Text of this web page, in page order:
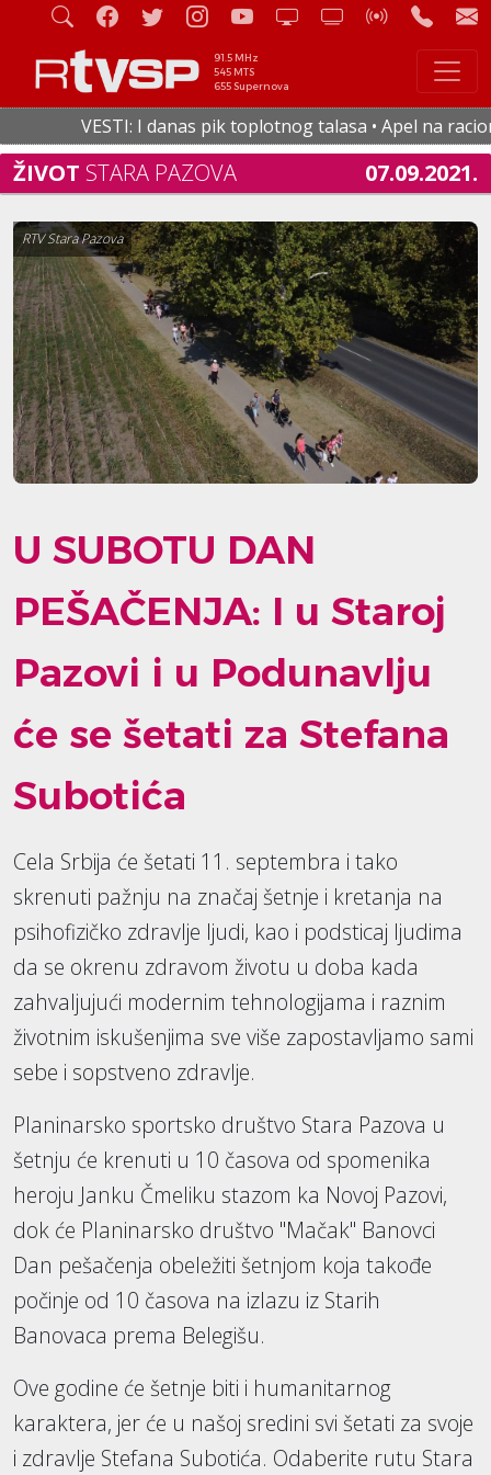
91.5 MHz
545 MTS
655 Supernova
VESTI: I danas pik toplotnog talasa • Apel na
ŽIVOT STARA PAZOVA 07.09.2021.
RTV Stara Pazova
U SUBOTU DAN
PEŠAČENJA: I u Staroj
Pazovi i u Podunavlju
će se šetati za Stefana
Subotića
Cela Srbija će šetati 11. septembra i tako
skrenuti pažnju na značaj šetnje i kretanja na
psihofizičko zdravlje ljudi, kao i podsticaj ljudima
da se okrenu zdravom životu u doba kada
zahvaljujući modernim tehnologijama i raznim
životnim iskušenjima sve više zapostavljamo sami
sebe i sopstveno zdravlje.
Planinarsko sportsko društvo Stara Pazova u
šetnju će krenuti u 10 časova od spomenika
heroju Janku Čmeliku stazom ka Novoj Pazovi,
dok će Planinarsko društvo "Mačak" Banovci
Dan pešačenja obeležiti šetnjom koja takođe
počinje od 10 časova na izlazu iz Starih
Banovaca prema Belegišu.
Ove godine će šetnje biti i humanitarnog
karaktera, jer će u našoj sredini svi šetati za svoje
i zdravlje Stefana Subotića. Odaberite rutu Stara